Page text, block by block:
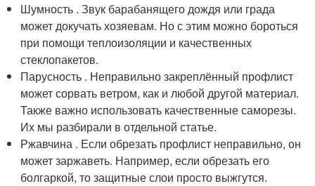
Шумность . Звук барабанящего дождя или града
может докучать хозяевам. Но с этим можно бороться
при помощи теплоизоляции и качественных
стеклопакетов.
Парусность . Неправильно закреплённый профлист
может сорвать ветром, как и любой другой материал.
Также важно использовать качественные саморезы.
Их мы разбирали в отдельной статье.
Ржавчина . Если обрезать профлист неправильно, он
может заржаветь. Например, если обрезать его
болгаркой, то защитные слои просто выжгутся.